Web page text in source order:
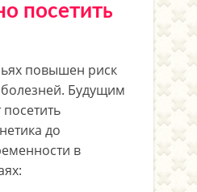
посетить
повышен риск
Будущим
до
в